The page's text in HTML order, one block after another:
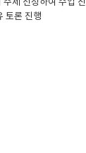
제 선정하여 수업
토론 진행